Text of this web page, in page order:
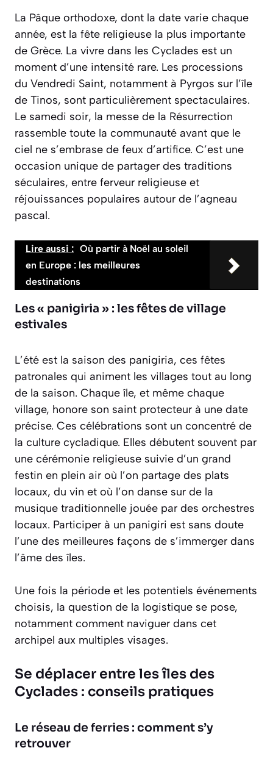
La Pâque orthodoxe, dont la date varie chaque
année, est la fête religieuse la plus importante
de Grèce. La vivre dans les Cyclades est un
moment d’une intensité rare. Les processions
du Vendredi Saint, notamment à Pyrgos sur l’île
de Tinos, sont particulièrement spectaculaires.
Le samedi soir, la messe de la Résurrection
rassemble toute la communauté avant que le
ciel ne s’embrase de feux d’artifice. C’est une
occasion unique de partager des traditions
séculaires, entre ferveur religieuse et
réjouissances populaires autour de l’agneau
pascal.
Lire aussi : Où partir à Noël au soleil
en Europe : les meilleures
destinations
Les « panigiria » : les fêtes de village
estivales
L’été est la saison des panigiria, ces fêtes
patronales qui animent les villages tout au long
de la saison. Chaque île, et même chaque
village, honore son saint protecteur à une date
précise. Ces célébrations sont un concentré de
la culture cycladique. Elles débutent souvent par
une cérémonie religieuse suivie d’un grand
festin en plein air où l’on partage des plats
locaux, du vin et où l’on danse sur de la
musique traditionnelle jouée par des orchestres
locaux. Participer à un panigiri est sans doute
l’une des meilleures façons de s’immerger dans
l’âme des îles.
Une fois la période et les potentiels événements
choisis, la question de la logistique se pose,
notamment comment naviguer dans cet
archipel aux multiples visages.
Se déplacer entre les îles des
Cyclades : conseils pratiques
Le réseau de ferries : comment s’y
retrouver